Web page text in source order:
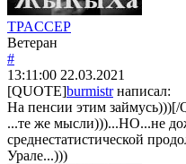
TPACCEP
Ветеран
#
13:11:00 22.03.2021
[QUOTE]burmistrнаписал:
На пенсии этим
...те же мысли)))...НО...не
среднестатистической
Урале...)))